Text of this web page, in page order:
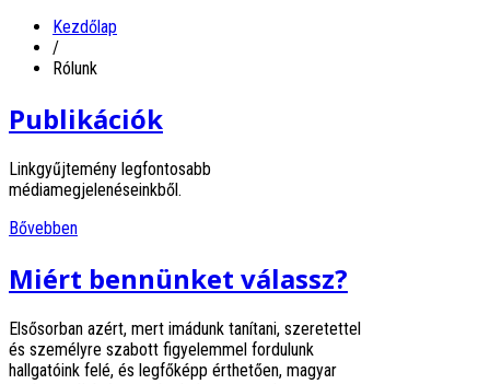
Kezdőlap
/
Rólunk
Publikációk
Linkgyűjtemény legfontosabb
médiamegjelenéseinkből.
Bővebben
Miért bennünket válassz?
Elsősorban azért, mert imádunk tanítani, szeretettel
és személyre szabott figyelemmel fordulunk
hallgatóink felé, és legfőképp érthetően, magyar